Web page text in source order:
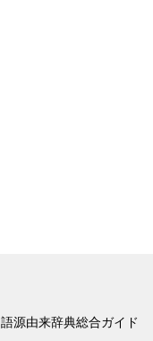
語源由来辞典総合ガイド